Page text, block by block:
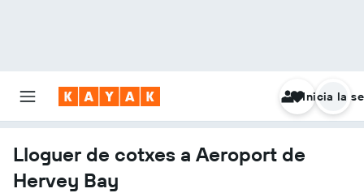
Inicia la
Lloguer de cotxes a Aeroport de
Hervey Bay